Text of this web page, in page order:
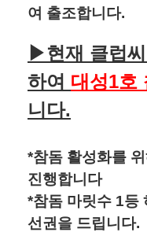
여 출조합니다.
▶현재 클럽
하여 대성1호
니다.
*참돔 활성화를
진행합니다
*참돔 마릿수 1등
선권을 드립니다.